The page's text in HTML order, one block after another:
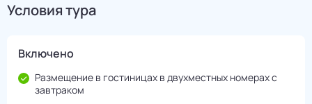
Условия тура
Включено
Размещение в гостиницах в двухместных номерах с
завтраком